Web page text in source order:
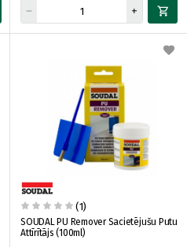
(1)
SOUDAL PU Remover Sacietējušu Putu
Attīrītājs (100ml)